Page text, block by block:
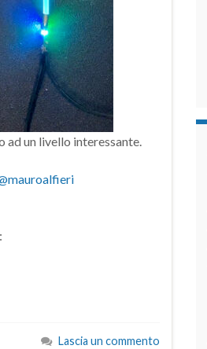
ad un livello interessante.
Lascia un commento